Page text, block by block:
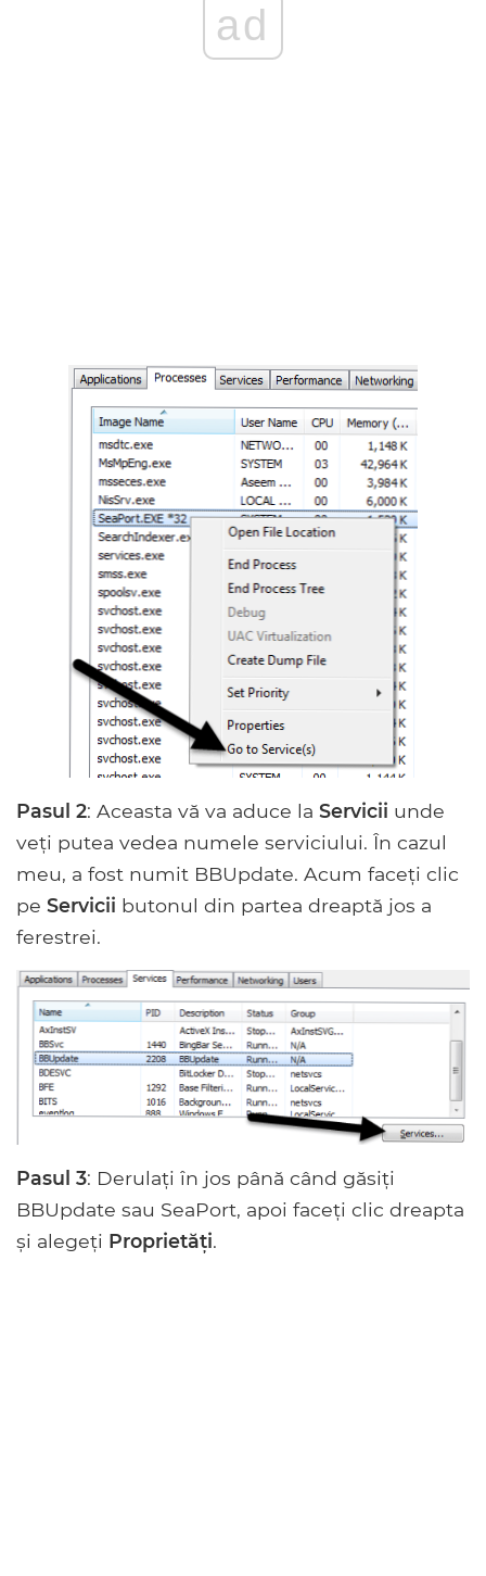
ad
Pasul 2: Aceasta vă va aduce la Servicii unde
veți putea vedea numele serviciului. În cazul
meu, a fost numit BBUpdate. Acum faceți clic
pe Servicii butonul din partea dreaptă jos a
ferestrei.
Pasul 3: Derulați în jos până când găsiți
BBUpdate sau SeaPort, apoi faceți clic dreapta
și alegeți Proprietăți.